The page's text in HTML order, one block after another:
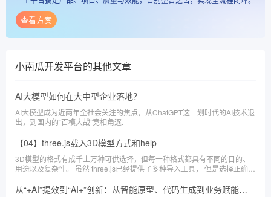
查看方案
小南瓜开发平台的其他文章
AI大模型如何在大中型企业落地？
AI大模型成为近两年全社会关注的焦点，从ChatGPT这一划时代的AI技术退
出，到国内的“百模大战”竞相角逐.
【04】three.js载入3D模型方式和help
3D模型的格式有成千上万种可供选择，但每一种格式都具有不同的目的、
用途以及复杂性。 虽然 three.js已经提供了多种导入工具， 但是选择正确的
从“+AI”提效到“AI+”创新：从智能原型、代码生成到业务赋能的实践